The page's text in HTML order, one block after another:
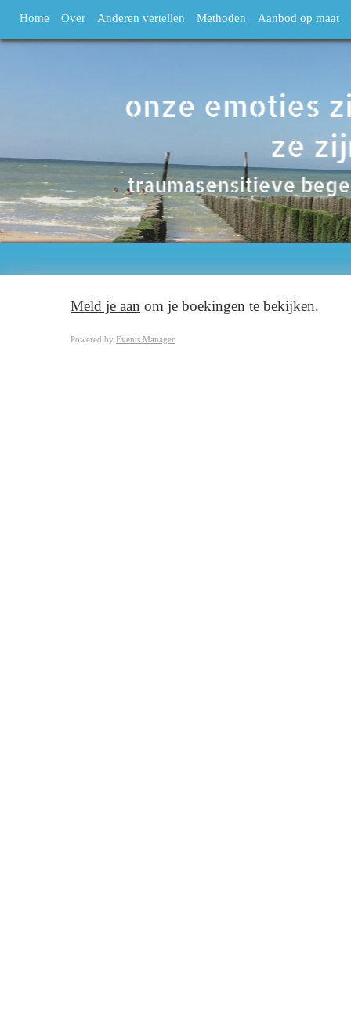
Home Over Anderen vertellen Methoden Aanbod op maat
Meld je aan om je boekingen te bekijken.
Powered by Events Manager